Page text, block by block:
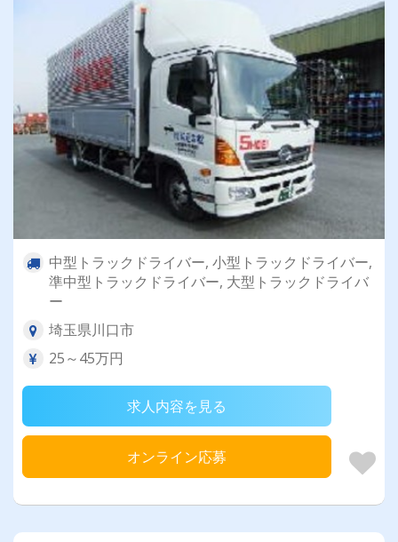
中型トラックドライバー, 小型トラックドライバー,
準中型トラックドライバー, 大型トラックドライバ
ー
埼玉県川口市
25～45万円
求人内容を見る
オンライン応募